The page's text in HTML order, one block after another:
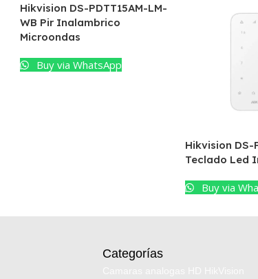
Hikvision DS-PDTT15AM-LM-
WB Pir Inalambrico
Microondas
Buy via WhatsApp
Hikvision DS-
Teclado Led
Buy via
Categorías